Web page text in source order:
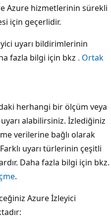
Azure hizmetlerinin sürekli
için geçerlidir.
uyarı bildirimlerinin
fazla bilgi için bkz . Ortak
herhangi bir ölçüm veya
alabilirsiniz. İzlediğiniz
verilerine bağlı olarak
uyarı türlerinin çeşitli
Daha fazla bilgi için bkz.
.
Azure İzleyici